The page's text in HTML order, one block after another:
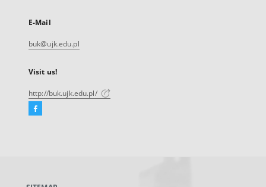
E-Mail
buk@ujk.edu.pl
Visit us!
http://buk.ujk.edu.pl/
Facebook